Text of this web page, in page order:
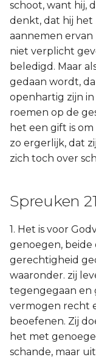
schoot, want hij,
denkt, dat hij het
aannemen
niet verplicht
beledigd. Maar
gedaan wordt,
openhartig zijn
roemen op de
het een gift is
zo ergerlijk, dat
zich toch over
Spreuken
1. Het is voor
genoegen,
gerechtigheid
waaronder. zij
tegengegaan en
vermogen recht
beoefenen. Zij
het met
schande, maar